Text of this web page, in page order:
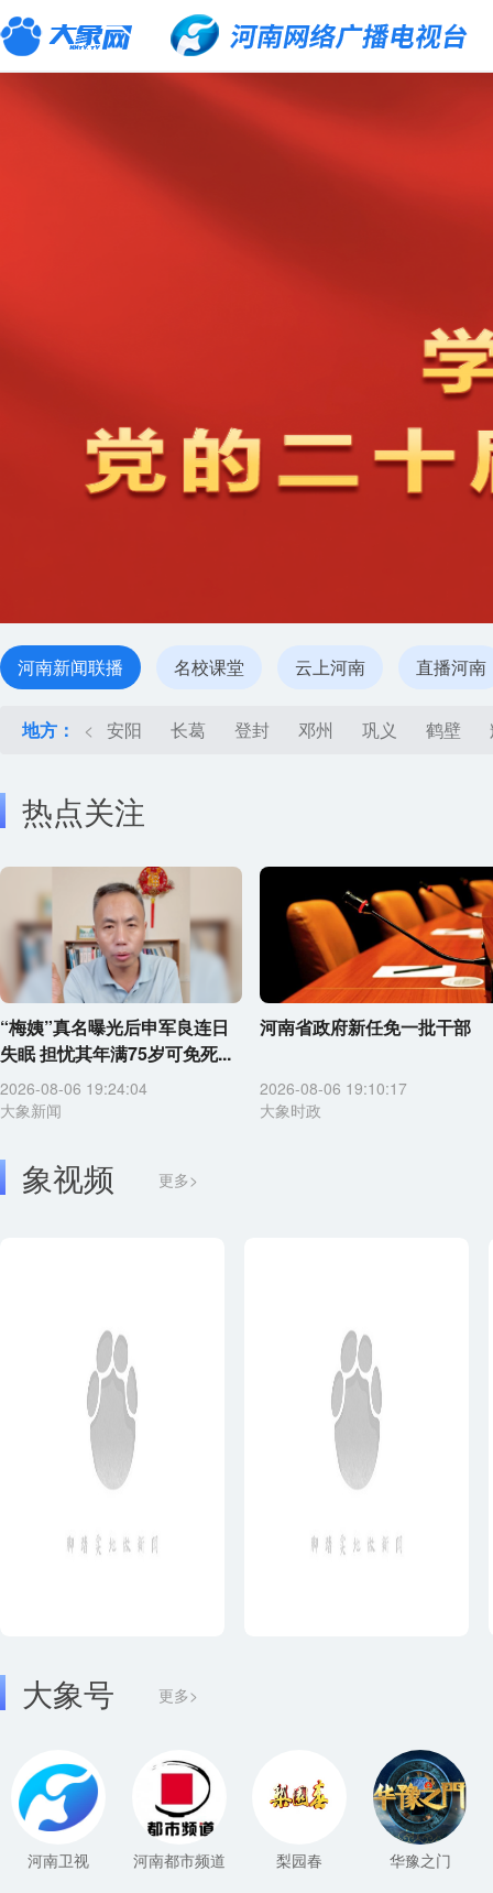
河南新闻联播 名校课堂 云上河南 直播河南
地方： < 安阳 长葛 登封 邓州 巩义 鹤壁
热点关注
“梅姨”真名曝光后申军良连日
失眠 担忧其年满75岁可免死...
2026-08-06 19:24:04
大象新闻
河南省政府新任免一批干部
2026-08-06 19:10:17
大象时政
象视频 更多>
大象号 更多>
河南卫视 河南都市频道 梨园春 华豫之门